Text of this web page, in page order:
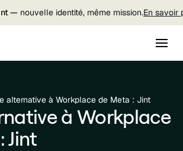
— nouvelle identité, même mission.En savoir
alternative à Workplace de Meta : Jint
à Workplace
Jint